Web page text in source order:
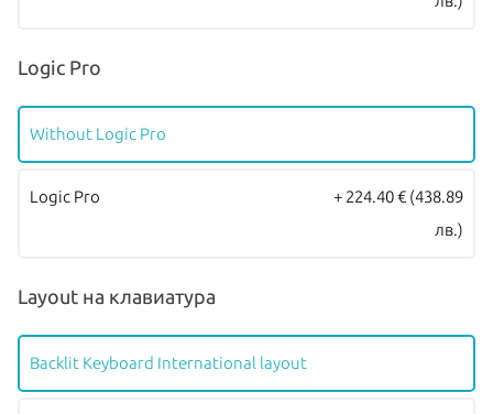
Logic Pro
Without Logic Pro
Logic Pro + 224.40 € (438.89
лв.)
Layout на клавиатура
Backlit Keyboard International layout